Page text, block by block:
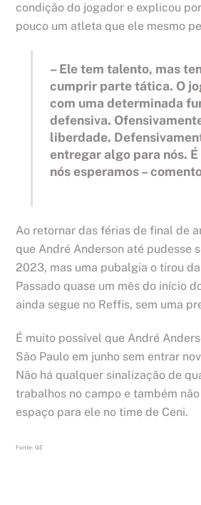
condição do jogador e explicou
pouco um atleta que ele mesmo
– Ele tem talento, mas
cumprir parte tática. O
com uma determinada
defensiva.
liberdade.
entregar algo para nós.
nós esperamos –
Ao retornar das férias de final de
que André Anderson até pudesse
2023, mas uma pubalgia o tirou
Passado quase um mês do início
ainda segue no Reffis, sem uma
É muito possível que André
São Paulo em junho sem entrar
Não há qualquer sinalização de
trabalhos no campo e também
espaço para ele no time de Ceni.
Fonte: GE